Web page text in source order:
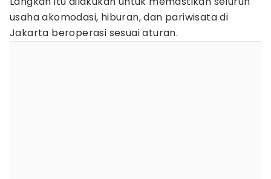
usaha akomodasi, hiburan, dan pariwisata di
Jakarta beroperasi sesuai aturan.